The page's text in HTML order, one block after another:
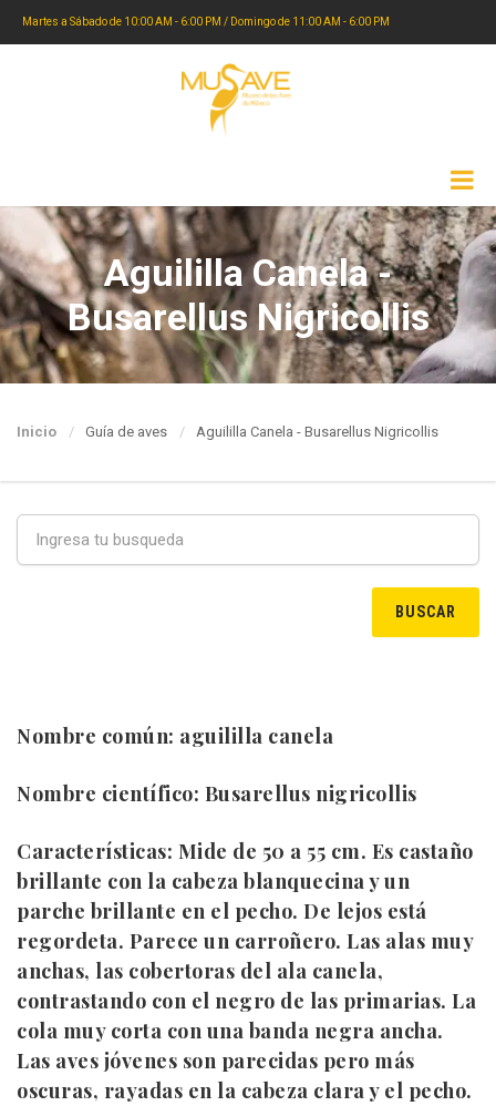
Martes a Sábado de 10:00 AM - 6:00 PM / Domingo de 11:00 AM - 6:00 PM
Aguililla Canela -
Busarellus Nigricollis
Inicio Guía de aves Aguililla Canela - Busarellus Nigricollis
Nombre común: aguililla canela
Nombre científico: Busarellus nigricollis
Características: Mide de 50 a 55 cm. Es castaño
brillante con la cabeza blanquecina y un
parche brillante en el pecho. De lejos está
regordeta. Parece un carroñero. Las alas muy
anchas, las cobertoras del ala canela,
contrastando con el negro de las primarias. La
cola muy corta con una banda negra ancha.
Las aves jóvenes son parecidas pero más
oscuras, rayadas en la cabeza clara y el pecho.